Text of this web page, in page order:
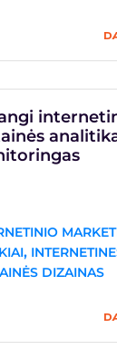
,
DIZAINAS